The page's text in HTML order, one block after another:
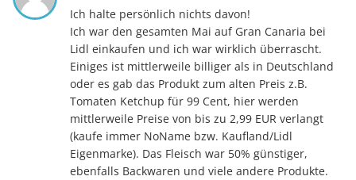
Ich halte persönlich nichts davon!
Ich war den gesamten Mai auf Gran Canaria bei
Lidl einkaufen und ich war wirklich überrascht.
Einiges ist mittlerweile billiger als in Deutschland
oder es gab das Produkt zum alten Preis z.B.
Tomaten Ketchup für 99 Cent, hier werden
mittlerweile Preise von bis zu 2,99 EUR verlangt
(kaufe immer NoName bzw. Kaufland/Lidl
Eigenmarke). Das Fleisch war 50% günstiger,
ebenfalls Backwaren und viele andere Produkte.